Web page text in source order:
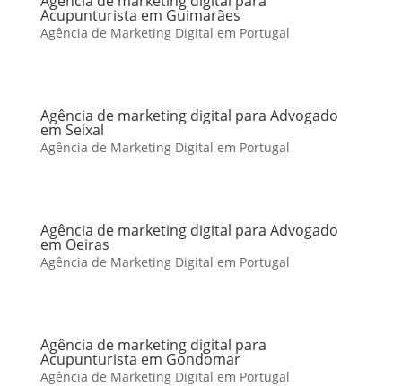
Acupunturista em Guimarães
Agência de Marketing Digital em Portugal
Agência de marketing digital para Advogado
em Seixal
Agência de Marketing Digital em Portugal
Agência de marketing digital para Advogado
em Oeiras
Agência de Marketing Digital em Portugal
Agência de marketing digital para
Acupunturista em Gondomar
Agência de Marketing Digital em Portugal